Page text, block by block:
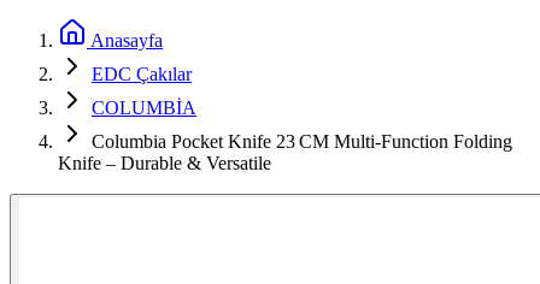
Anasayfa
EDC Çakılar
COLUMBİA
Columbia Pocket Knife 23 CM Multi‑Function Folding
Knife – Durable & Versatile